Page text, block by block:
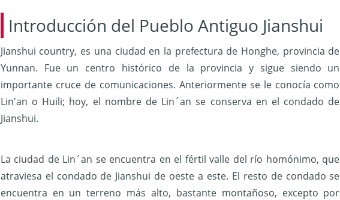
Introducción del Pueblo Antiguo Jianshui
Jianshui country, es una ciudad en la prefectura de Honghe, provincia de
Yunnan. Fue un centro histórico de la provincia y sigue siendo un
importante cruce de comunicaciones. Anteriormente se le conocía como
Lin'an o Huili; hoy, el nombre de Lin´an se conserva en el condado de
Jianshui.
La ciudad de Lin´an se encuentra en el fértil valle del río homónimo, que
atraviesa el condado de Jianshui de oeste a este. El resto de condado se
encuentra en un terreno más alto, bastante montañoso, excepto por